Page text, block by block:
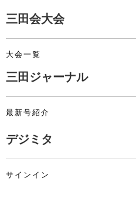
三田会大会
大会一覧
三田ジャーナル
最新号紹介
デジミタ
サインイン